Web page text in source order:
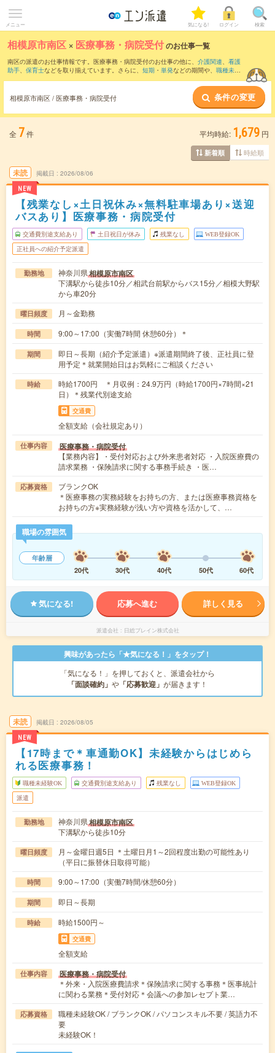
メニュー 気になる! ログイン 検索
相模原市南区 × 医療事務・病院受付のお仕事一覧
南区の派遣のお仕事情報です。医療事務・病院受付のお仕事の他に、 介護関連、 看護
助手、 保育士などを取り揃えています。さらに、 短期 ・ 単発などの期間や、 職種未経
相模原市南区 / 医療事務・病院受付 条件の変更
全 7件 平均時給: 1,679 円
新着順 時給順
未読
NEW
掲載日 2026/08/06
【残業なし×土日祝休み×無料駐車場あり×送迎
バスあり】医療事務・病院受付
交通費別途支給あり 土日祝日が休み 残業なし WEB登録OK
正社員への紹介予定派遣
勤務地 神奈川県相模原市南区
下溝駅から徒歩10分／相武台前駅からバス15分／相模大野駅
から車20分
曜日頻度 月～金勤務
時間 9:00～17:00（実働7時間 休憩60分）＊
期間
即日～長期（紹介予定派遣）※派遣期間終了後、正社員に登
用予定＊就業開始日はお気軽にご相談ください
時給
時給1700円 ＊月収例：24.9万円（時給1700円×7時間×21
日）＊残業代別途支給
交通費
全額支給（会社規定あり）
仕事内容 医療事務・病院受付
【業務内容】・受付対応および外来患者対応 ・入院医療費の
請求業務 ・保険請求に関する事務手続き ・医…
応募資格
ブランクOK
＊医療事務の実務経験をお持ちの方、または医療事務資格を
お持ちの方※実務経験が浅い方や資格を活かして、…
職場の雰囲気
年齢層
20代
30代 40代 50代 60代
気になる! 応募へ進む 詳しく見る
派遣会社 日総ブレイン株式会社
興味があったら「★気になる！」をタップ！
「気になる！」を押しておくと、派遣会社から
「面談確約」 や 「応募歓迎」 が届きます！
未読
NEW
掲載日 2026/08/05
【17時まで＊車通勤OK】未経験からはじめら
れる医療事務！
職種未経験OK 交通費別途支給あり 残業なし WEB登録OK
派遣
勤務地 神奈川県相模原市南区
下溝駅から徒歩10分
曜日頻度
月～金曜日週5日 ＊土曜日月1～2回程度出勤の可能性あり
（平日に振替休日取得可能）
時間 9:00～17:00（実働7時間/休憩60分）
期間 即日～長期
時給 時給1500円～
交通費
全額支給
仕事内容 医療事務・病院受付
＊外来・入院医療費請求＊保険請求に関する事務＊医事統計
に関わる業務＊受付対応＊会議への参加レセプト業…
応募資格
職種未経験OK / ブランクOK / パソコンスキル不要 / 英語力不
要
未経験OK！